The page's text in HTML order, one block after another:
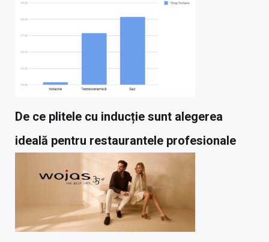
De ce plitele cu inducție sunt alegerea
ideală pentru restaurantele profesionale